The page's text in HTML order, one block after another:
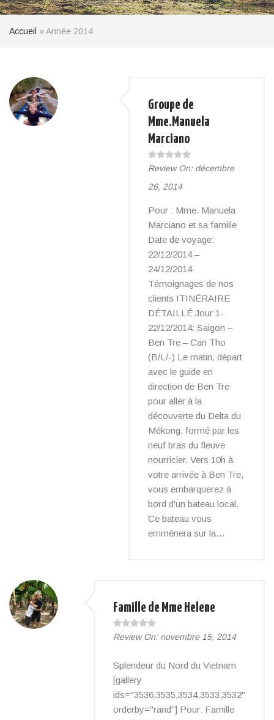
Accueil »Année 2014
Groupe de
Mme.Manuela
Marciano
Review On: décembre
26, 2014
Pour : Mme. Manuela
Marciano et sa famille
Date de voyage:
22/12/2014 –
24/12/2014
Témoignages de nos
clients ITINÉRAIRE
DÉTAILLÉ Jour 1-
22/12/2014: Saigon –
Ben Tre – Can Tho
(B/L/-) Le matin, départ
avec le guide en
direction de Ben Tre
pour aller à la
découverte du Delta du
Mékong, formé par les
neuf bras du fleuve
nourricier. Vers 10h à
votre arrivée à Ben Tre,
vous embarquerez à
bord d'un bateau local.
Ce bateau vous
emmènera sur la…
Famille de Mme Helene
Review On: novembre 15, 2014
Splendeur du Nord du Vietnam
[gallery
ids="3536,3535,3534,3533,3532"
orderby="rand"] Pour: Famille